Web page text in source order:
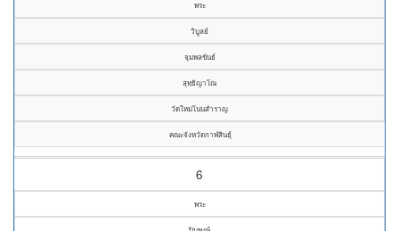
พระ
วิบูลย์
จุมพลขันธ์
สุทฺธิญาโณ
วัดใหม่โนนสำราญ
คณะจังหวัดกาฬสินธุ์
6
พระ